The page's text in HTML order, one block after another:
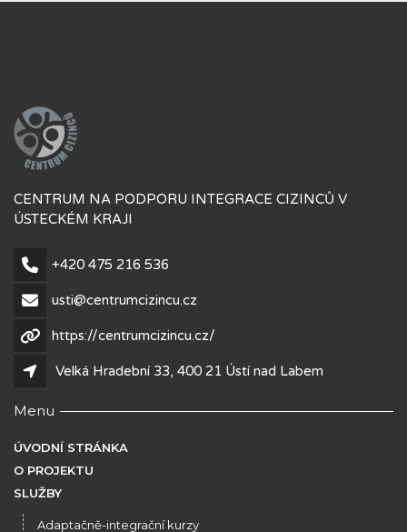
CENTRUM NA PODPORU INTEGRACE CIZINCŮ V
ÚSTECKÉM KRAJI
+420 475 216 536
usti@centrumcizincu.cz
https://centrumcizincu.cz/
Velká Hradební 33, 400 21 Ústí nad Labem
Menu
ÚVODNÍ STRÁNKA
O PROJEKTU
SLUŽBY
Adaptačně-integrační kurzy